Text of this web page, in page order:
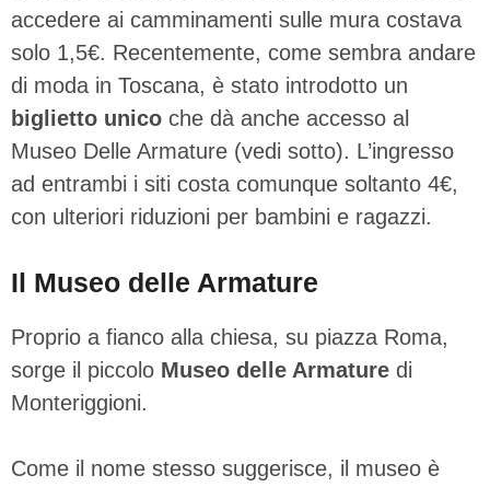
accedere ai camminamenti sulle mura costava
solo 1,5€. Recentemente, come sembra andare
di moda in Toscana, è stato introdotto un
biglietto unico che dà anche accesso al
Museo Delle Armature (vedi sotto). L’ingresso
ad entrambi i siti costa comunque soltanto 4€,
con ulteriori riduzioni per bambini e ragazzi.
Il Museo delle Armature
Proprio a fianco alla chiesa, su piazza Roma,
sorge il piccolo Museo delle Armature di
Monteriggioni.
Come il nome stesso suggerisce, il museo è